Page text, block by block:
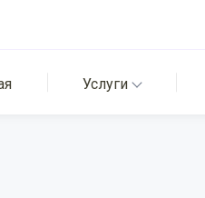
Услуги